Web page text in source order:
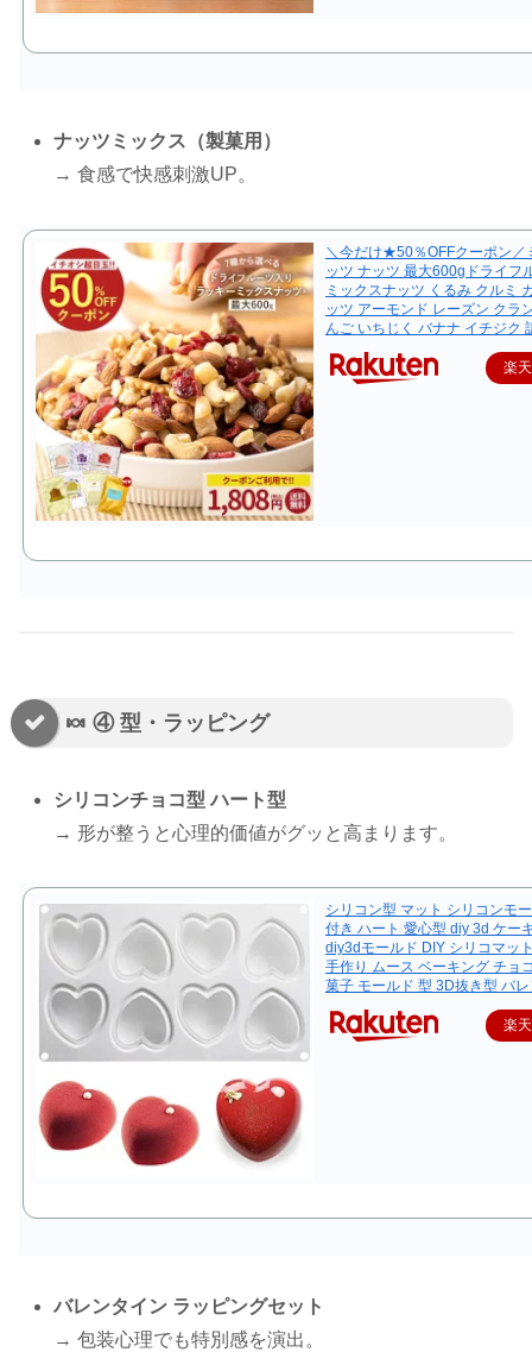
ナッツミックス（製菓用）
→ 食感で快感刺激UP。
＼今だけ★50％OFFクーポン／
ッツ ナッツ 最大600gドライフ
ミックスナッツ くるみ クルミ
ッツ アーモンド レーズン クラ
んご いちじく バナナ イチジク
楽
🍬 ④ 型・ラッピング
シリコンチョコ型 ハート型
→ 形が整うと心理的価値がグッと高まります。
シリコン型 マット シリコンモ
付き ハート 愛心型 diy 3d ケー
diy3dモールド DIY シリコマッ
手作り ムース ベーキング チョ
菓子 モールド 型 3D抜き型 バ
楽
バレンタイン ラッピングセット
→ 包装心理でも特別感を演出。